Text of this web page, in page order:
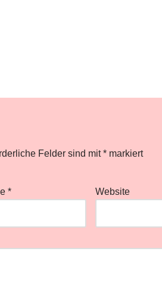
Felder sind mit* markiert
* Website